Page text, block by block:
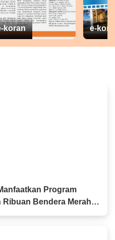
koran e-
Program
Bendera Merah
Ojol Malang